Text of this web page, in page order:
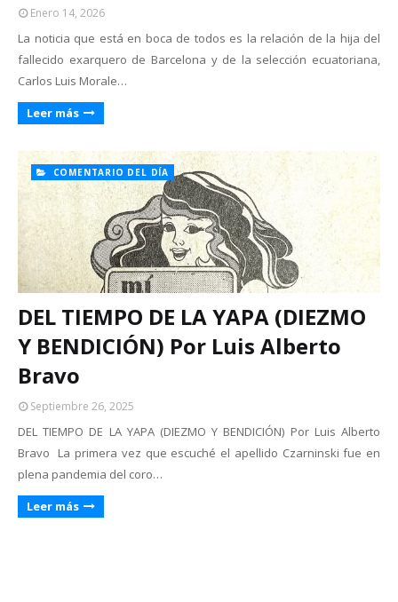
Enero 14, 2026
La noticia que está en boca de todos es la relación de la hija del
fallecido exarquero de Barcelona y de la selección ecuatoriana,
Carlos Luis Morale…
Leer más
COMENTARIO DEL DÍA
DEL TIEMPO DE LA YAPA (DIEZMO
Y BENDICIÓN) Por Luis Alberto
Bravo
Septiembre 26, 2025
DEL TIEMPO DE LA YAPA (DIEZMO Y BENDICIÓN) Por Luis Alberto
Bravo La primera vez que escuché el apellido Czarninski fue en
plena pandemia del coro…
Leer más